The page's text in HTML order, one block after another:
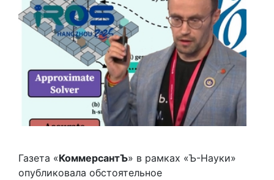
Газета «КоммерсантЪ» в рамках «Ъ-Науки»
опубликовала обстоятельное